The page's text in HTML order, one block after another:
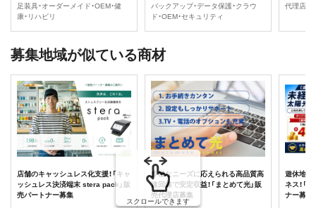
足装具・オーダーメイド・OEM・健
康・リハビリ
バックアップ・データ保護・クラウ
ド・OEM・セキュリティ
代理店・
募集地域が似ている商材
店舗のキャッシュレス化支援！「キャ
ッシュレス決済端末 stera pack」販
売パートナー募集
多様なニーズに応えられる高品質高
速回線で安定収益！「まとめて光」販
売代理店募集
遊休地活
ネス！「
ナー募集
スクロールできます